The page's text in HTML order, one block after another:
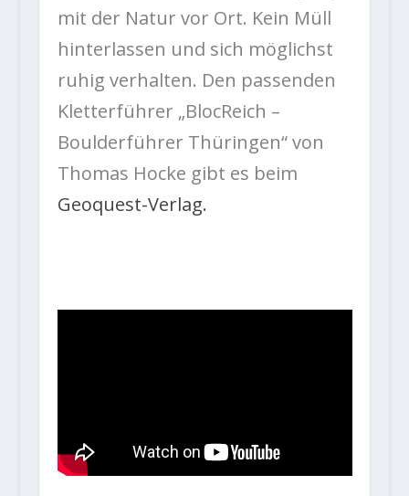
mit der Natur vor Ort. Kein Müll
hinterlassen und sich möglichst
ruhig verhalten. Den passenden
Kletterführer „BlocReich –
Boulderführer Thüringen“ von
Thomas Hocke gibt es beim
Geoquest-Verlag.